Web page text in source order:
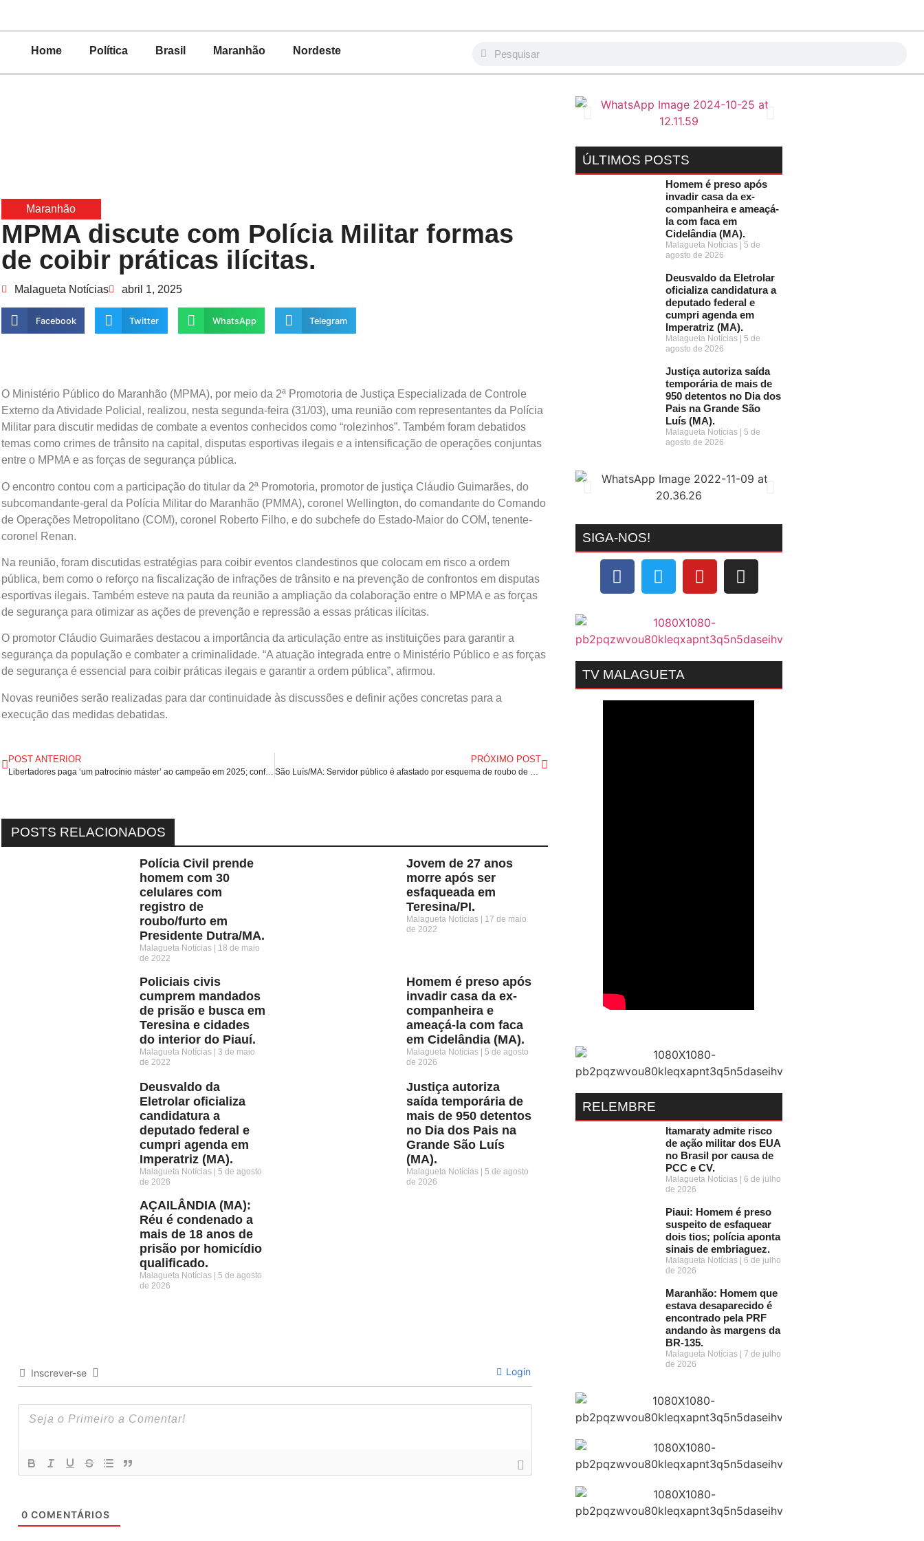
Home Política Brasil Maranhão Nordeste
Maranhão
MPMA discute com Polícia Militar formas
de coibir práticas ilícitas.
Malagueta Notícias abril 1, 2025
Facebook Twitter WhatsApp Telegram
O Ministério Público do Maranhão (MPMA), por meio da 2ª Promotoria de Justiça Especializada de Controle
Externo da Atividade Policial, realizou, nesta segunda-feira (31/03), uma reunião com representantes da Polícia
Militar para discutir medidas de combate a eventos conhecidos como “rolezinhos”. Também foram debatidos
temas como crimes de trânsito na capital, disputas esportivas ilegais e a intensificação de operações conjuntas
entre o MPMA e as forças de segurança pública.
O encontro contou com a participação do titular da 2ª Promotoria, promotor de justiça Cláudio Guimarães, do
subcomandante-geral da Polícia Militar do Maranhão (PMMA), coronel Wellington, do comandante do Comando
de Operações Metropolitano (COM), coronel Roberto Filho, e do subchefe do Estado-Maior do COM, tenente-
coronel Renan.
Na reunião, foram discutidas estratégias para coibir eventos clandestinos que colocam em risco a ordem
pública, bem como o reforço na fiscalização de infrações de trânsito e na prevenção de confrontos em disputas
esportivas ilegais. Também esteve na pauta da reunião a ampliação da colaboração entre o MPMA e as forças
de segurança para otimizar as ações de prevenção e repressão a essas práticas ilícitas.
O promotor Cláudio Guimarães destacou a importância da articulação entre as instituições para garantir a
segurança da população e combater a criminalidade. “A atuação integrada entre o Ministério Público e as forças
de segurança é essencial para coibir práticas ilegais e garantir a ordem pública”, afirmou.
Novas reuniões serão realizadas para dar continuidade às discussões e definir ações concretas para a
execução das medidas debatidas.
POST ANTERIOR
Libertadores paga ‘um patrocínio máster’ ao campeão em 2025; confira premiações por fase.
PRÓXIMO POST
São Luís/MA: Servidor público é afastado por esquema de roubo de celulares dentro dos Correios.
POSTS RELACIONADOS
Polícia Civil prende
homem com 30
celulares com
registro de
roubo/furto em
Presidente Dutra/MA.
Malagueta Notícias
18 de maio
de 2022
Jovem de 27 anos
morre após ser
esfaqueada em
Teresina/PI.
Malagueta Notícias
17 de maio
de 2022
Policiais civis
cumprem mandados
de prisão e busca em
Teresina e cidades
do interior do Piauí.
Malagueta Notícias
3 de maio
de 2022
Homem é preso após
invadir casa da ex-
companheira e
ameaçá-la com faca
em Cidelândia (MA).
Malagueta Notícias
5 de agosto
de 2026
Deusvaldo da
Eletrolar oficializa
candidatura a
deputado federal e
cumpri agenda em
Imperatriz (MA).
Malagueta Notícias
5 de agosto
de 2026
Justiça autoriza
saída temporária de
mais de 950 detentos
no Dia dos Pais na
Grande São Luís
(MA).
Malagueta Notícias
5 de agosto
de 2026
AÇAILÂNDIA (MA):
Réu é condenado a
mais de 18 anos de
prisão por homicídio
qualificado.
Malagueta Notícias
5 de agosto
de 2026
Inscrever-se Login
0 COMENTÁRIOS
ÚLTIMOS POSTS
Homem é preso após
invadir casa da ex-
companheira e ameaçá-
la com faca em
Cidelândia (MA).
Malagueta Notícias
5 de
agosto de 2026
Deusvaldo da Eletrolar
oficializa candidatura a
deputado federal e
cumpri agenda em
Imperatriz (MA).
Malagueta Notícias
5 de
agosto de 2026
Justiça autoriza saída
temporária de mais de
950 detentos no Dia dos
Pais na Grande São
Luís (MA).
Malagueta Notícias
5 de
agosto de 2026
SIGA-NOS!
TV MALAGUETA
RELEMBRE
Itamaraty admite risco
de ação militar dos EUA
no Brasil por causa de
PCC e CV.
Malagueta Notícias
6 de julho
de 2026
Piaui: Homem é preso
suspeito de esfaquear
dois tios; polícia aponta
sinais de embriaguez.
Malagueta Notícias
6 de julho
de 2026
Maranhão: Homem que
estava desaparecido é
encontrado pela PRF
andando às margens da
BR-135.
Malagueta Notícias
7 de julho
de 2026